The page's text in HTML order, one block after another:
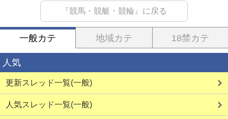
『競馬・競艇・競輪』に戻る
一般カテ 地域カテ 18禁カテ
人気
更新スレッド一覧(一般)
人気スレッド一覧(一般)